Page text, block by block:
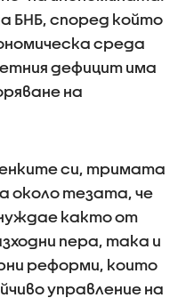
БНБ, според който
среда
дефицит има
на
си, тримата
около тезата, че
както от
пера, така и
реформи, които
управление на